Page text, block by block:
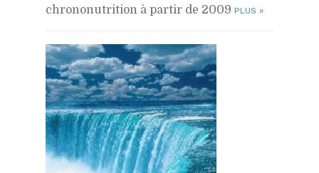
chrononutrition à partir de 2009 PLUS »